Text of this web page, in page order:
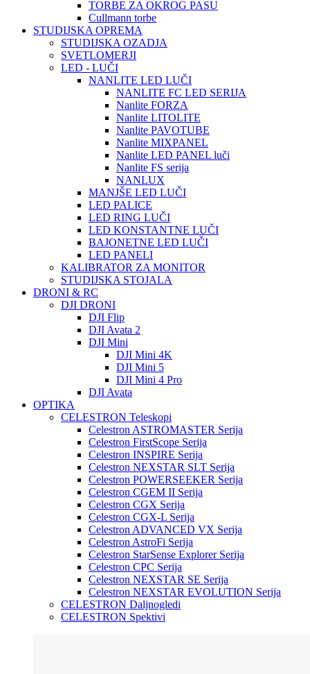
TORBE ZA OKROG PASU
Cullmann torbe
STUDIJSKA OPREMA
STUDIJSKA OZADJA
SVETLOMERJI
LED - LUČI
NANLITE LED LUČI
NANLITE FC LED SERIJA
Nanlite FORZA
Nanlite LITOLITE
Nanlite PAVOTUBE
Nanlite MIXPANEL
Nanlite LED PANEL luči
Nanlite FS serija
NANLUX
MANJŠE LED LUČI
LED PALICE
LED RING LUČI
LED KONSTANTNE LUČI
BAJONETNE LED LUČI
LED PANELI
KALIBRATOR ZA MONITOR
STUDIJSKA STOJALA
DRONI & RC
DJI DRONI
DJI Flip
DJI Avata 2
DJI Mini
DJI Mini 4K
DJI Mini 5
DJI Mini 4 Pro
DJI Avata
OPTIKA
CELESTRON Teleskopi
Celestron ASTROMASTER Serija
Celestron FirstScope Serija
Celestron INSPIRE Serija
Celestron NEXSTAR SLT Serija
Celestron POWERSEEKER Serija
Celestron CGEM II Serija
Celestron CGX Serija
Celestron CGX-L Serija
Celestron ADVANCED VX Serija
Celestron AstroFi Serija
Celestron StarSense Explorer Serija
Celestron CPC Serija
Celestron NEXSTAR SE Serija
Celestron NEXSTAR EVOLUTION Serija
CELESTRON Daljnogledi
CELESTRON Spektivi